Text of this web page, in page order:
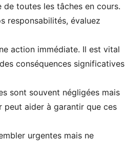
toutes les tâches en cours.
responsabilités, évaluez
action immédiate. Il est vital
conséquences significatives
sont souvent négligées mais
peut aider à garantir que ces
urgentes mais ne